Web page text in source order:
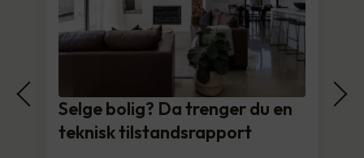
Selge bolig? Da trenger du en
teknisk tilstandsrapport